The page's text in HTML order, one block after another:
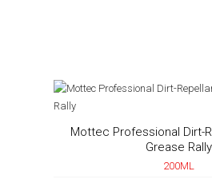
Mottec Professional Dirt-
Grease Rally
200ML